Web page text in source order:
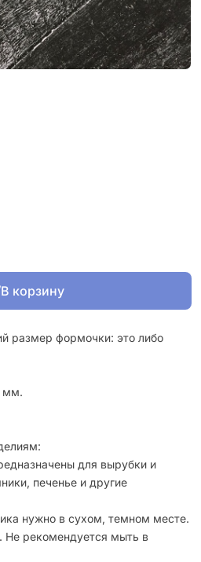
В корзину
размер формочки: это либо
мм.
для вырубки и
печенье и другие
нужно в сухом, темном месте.
Не рекомендуется мыть в